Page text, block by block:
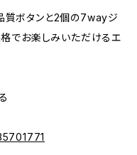
質ボタンと2個の7wayジ
格でお楽しみいただけるエ